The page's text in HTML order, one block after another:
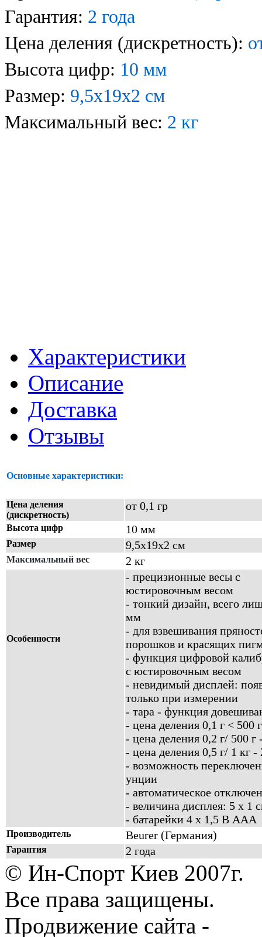
Гарантия: 2 года
Цена деления (дискретность):
Высота цифр: 10 мм
Размер: 9,5x19x2 см
Максимальный вес: 2 кг
Характеристики
Описание
Доставка
Отзывы
Основные характеристики:
Цена деления
(дискретность)
от 0,1 гр
Высота цифр 10 мм
Размер 9,5х19х2 см
Максимальный вес 2 кг
Особенности
- прецизионные весы с
юстировочным весом
- тонкий дизайн, всего
мм
- для взвешивания
порошков и красящих
- функция цифровой
с юстировочным весом
- невидимый дисплей:
только при измерении
- тара - функция
- цена деления 0,1 г < 500 г
- цена деления 0,2 г/ 500 г
- цена деления 0,5 г/ 1 кг -
- возможность
унции
- автоматическое
- величина дисплея: 5 x 1
- батарейки 4 x 1,5 В AAA
Производитель Beurer (Германия)
Гарантия 2 года
© Ин-Спорт Киев 2007г.
Все права защищены.
Продвижение сайта -